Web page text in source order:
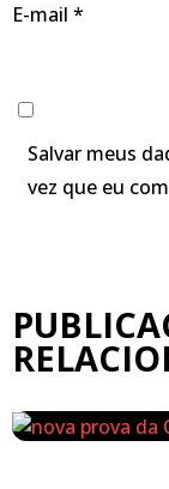
E-mail *
Salvar meus
vez que eu